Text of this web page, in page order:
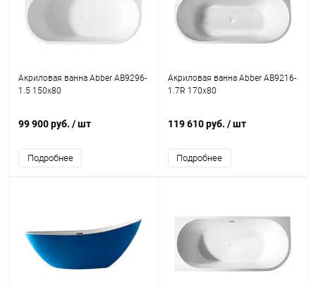
Акриловая ванна Abber AB9296-
1.5 150x80
99 900 руб. / шт
Подробнее
Акриловая ванна Abber AB9216-
1.7R 170x80
119 610 руб. / шт
Подробнее